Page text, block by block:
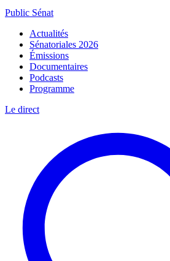
Public Sénat
Actualités
Sénatoriales 2026
Émissions
Documentaires
Podcasts
Programme
Le direct